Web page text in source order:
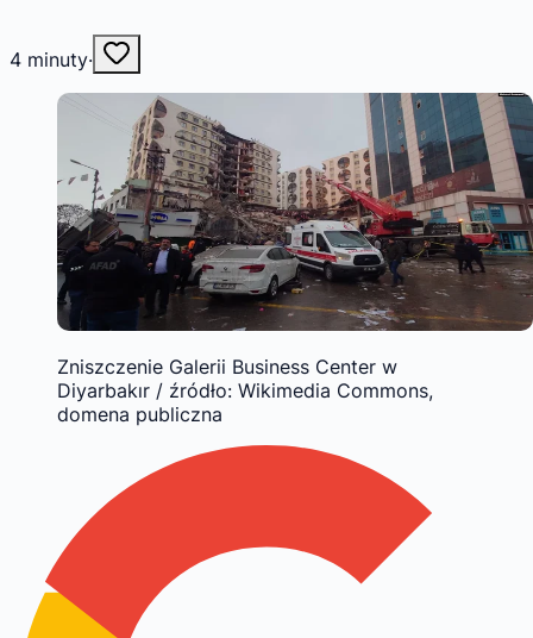
4 minuty·
Zniszczenie Galerii Business Center w
Diyarbakır / źródło: Wikimedia Commons,
domena publiczna